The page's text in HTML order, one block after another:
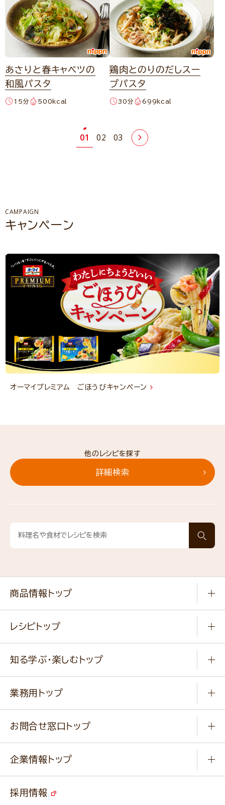
あさりと春キャベツの
和風パスタ
15分 500kcal
鶏肉とのりのだしスー
プパスタ
30分 699kcal
01 02 03
CAMPAIGN
キャンペーン
オーマイプレミアム ごほうびキャンペーン
他のレシピを探す
詳細検索
商品情報トップ
健康食品・他
新商品・リニューアル商品
通販サイト一覧
レシピトップ
作り方動画
みなさまのレシピはこちら
知る学ぶ・楽しむトップ
ふっくらパンをつくりましょう
キャンペーン
業務用トップ
ニップンの アマニ 業務用サイト
ベジカフェブランドサイト
お問合せ窓口トップ
改善事例
企業情報トップ
採用情報